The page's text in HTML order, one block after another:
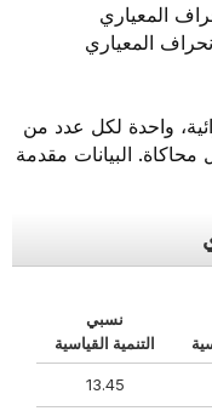
المعياري
المعياري
محاكاة عشوائية، واحدة لكل عدد من
في كل محاكاة. البيانات مقدمة
نسبي
التنمية القياسية
13.45